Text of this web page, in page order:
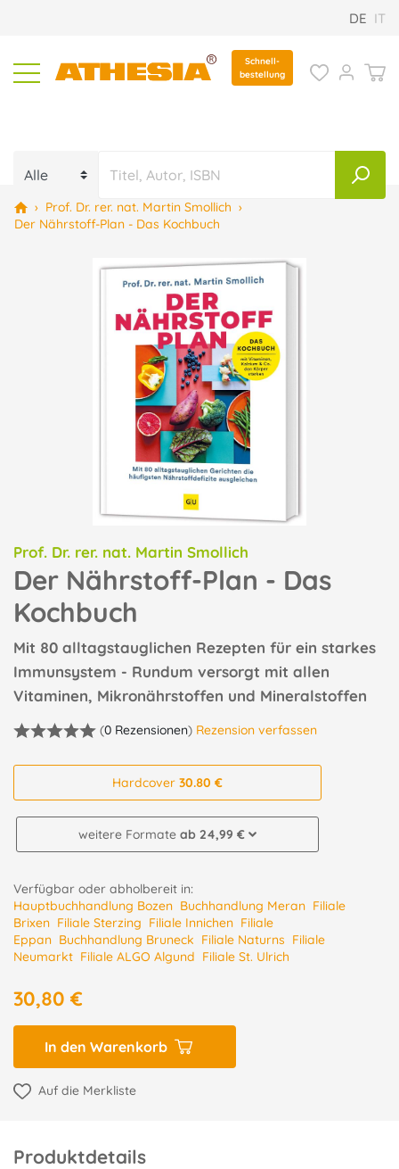
DE IT
Schnell-
bestellung
› Prof. Dr. rer. nat. Martin Smollich ›
Der Nährstoff-Plan - Das Kochbuch
Prof. Dr. rer. nat. Martin Smollich
Der Nährstoff-Plan - Das
Kochbuch
Mit 80 alltagstauglichen Rezepten für ein starkes
Immunsystem - Rundum versorgt mit allen
Vitaminen, Mikronährstoffen und Mineralstoffen
(0 Rezensionen) Rezension verfassen
Hardcover 30.80 €
weitere Formate ab 24,99 €
Verfügbar oder abholbereit in:
Hauptbuchhandlung Bozen Buchhandlung Meran Filiale
Brixen Filiale Sterzing Filiale Innichen Filiale
Eppan Buchhandlung Bruneck Filiale Naturns Filiale
Neumarkt Filiale ALGO Algund Filiale St. Ulrich
30,80 €
In den Warenkorb
Auf die Merkliste
Produktdetails